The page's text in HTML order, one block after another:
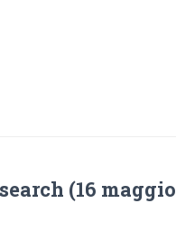
(16 maggio